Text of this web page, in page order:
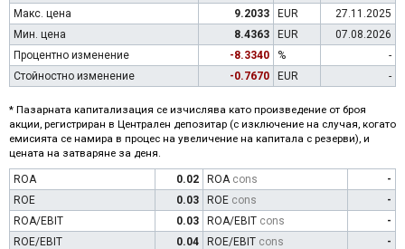
Макс. цена
9.2033 EUR
27.11.2025
Мин. цена
8.4363 EUR
07.08.2026
Процентно изменение
-8.3340 %
-
Стойностно изменение
-0.7670 EUR -
* Пазарната капитализация се изчислява като произведение от броя
акции, регистриран в Централен депозитар (с изключение на случая, когато
емисията се намира в процес на увеличение на капитала с резерви), и
цената на затваряне за деня.
ROA 0.02 ROA cons
-
ROE
0.03 ROE cons
-
ROA/EBIT
0.03 ROA/EBIT cons
-
ROE/EBIT
0.04 ROE/EBIT cons
-